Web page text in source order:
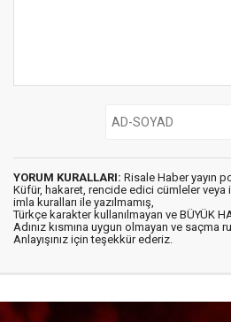
YORUM KURALLARI: Risale Haber yayın
Küfür, hakaret, rencide edici cümleler veya
imla kuralları ile yazılmamış,
Türkçe karakter kullanılmayan ve BÜYÜK
Adınız kısmına uygun olmayan ve saçma
Anlayışınız için teşekkür ederiz.